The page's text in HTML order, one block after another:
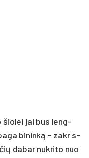
šio­lei jai bus leng­
– zak­ris­
da­bar nu­kri­to nuo